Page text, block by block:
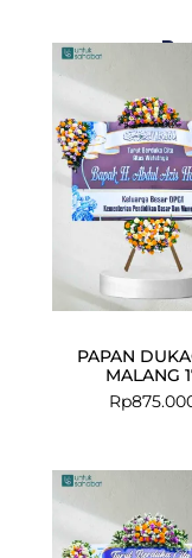
PAPAN
MALANG
Rp